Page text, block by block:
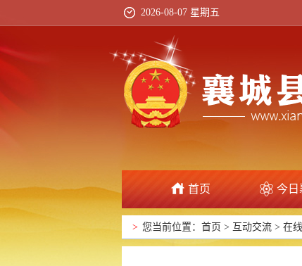
2026-08-07 星期五
首页 今日
> 您当前位置： 首页 > 互动交流 > 在